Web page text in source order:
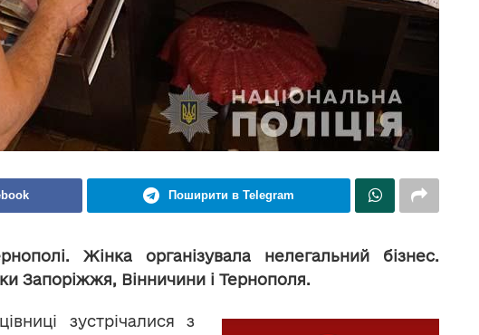
Поширити в Telegram
Жінка організувала нелегальний бізнес.
Запоріжжя, Вінничини і Тернополя.
зустрічалися з